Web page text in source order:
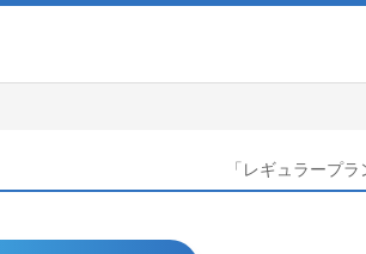
「レギュラープ